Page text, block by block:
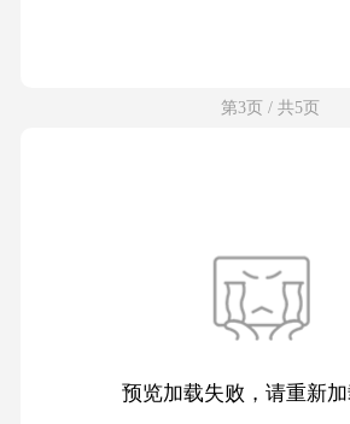
第3页 / 共5页
预览加载失败，请重新